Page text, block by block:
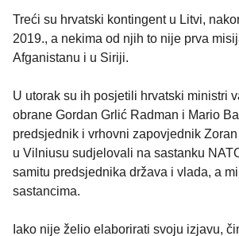
Treći su hrvatski kontingent u Litvi,
2019., a nekima od njih to nije prva
Afganistanu i u Siriji.
U utorak su ih posjetili hrvatski ministri
obrane Gordan Grlić Radman i Mario
predsjednik i vrhovni zapovjednik
u Vilniusu sudjelovali na sastanku
samitu predsjednika država i vlada, a
sastancima.
Iako nije želio elaborirati svoju izjavu,